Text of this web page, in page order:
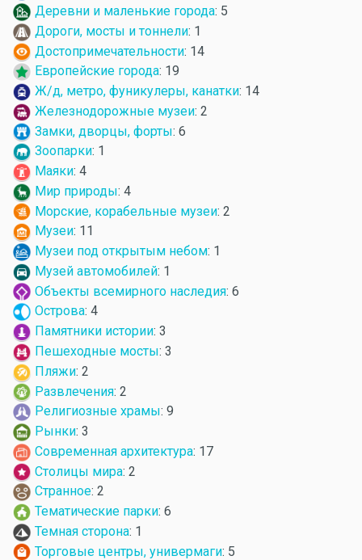
Деревни и маленькие города: 5
Дороги, мосты и тоннели: 1
Достопримечательности: 14
Европейские города: 19
Ж/д, метро, фуникулеры, канатки: 14
Железнодорожные музеи: 2
Замки, дворцы, форты: 6
Зоопарки: 1
Маяки: 4
Мир природы: 4
Морские, корабельные музеи: 2
Музеи: 11
Музеи под открытым небом: 1
Музей автомобилей: 1
Объекты всемирного наследия: 6
Острова: 4
Памятники истории: 3
Пешеходные мосты: 3
Пляжи: 2
Развлечения: 2
Религиозные храмы: 9
Рынки: 3
Современная архитектура: 17
Столицы мира: 2
Странное: 2
Тематические парки: 6
Темная сторона: 1
Торговые центры, универмаги: 5